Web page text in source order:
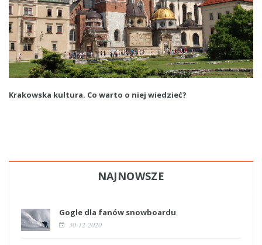
Krakowska kultura. Co warto o niej wiedzieć?
NAJNOWSZE
Gogle dla fanów snowboardu
30-12-2020